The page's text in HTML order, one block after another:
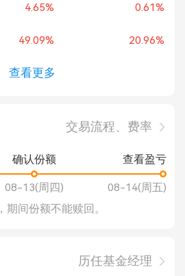
4.65% 0.61%
49.09% 20.96%
查看更多
交易流程、费率
确认份额
08-13(周四)
查看盈亏
08-14(周五)
，期间份额不能赎回。
历任基金经理